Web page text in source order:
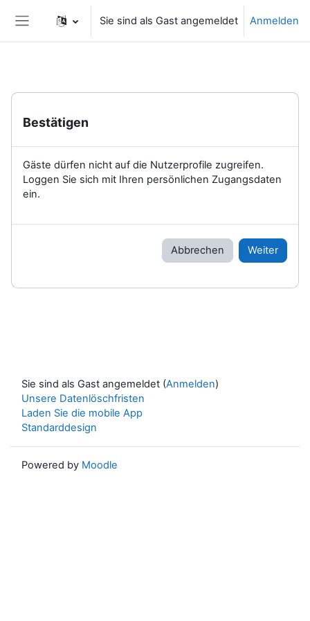
Website-Übersicht
Sie sind als Gast angemeldet Anmelden
Bestätigen
Gäste dürfen nicht auf die Nutzerprofile zugreifen.
Loggen Sie sich mit Ihren persönlichen Zugangsdaten
ein.
Abbrechen Weiter
Sie sind als Gast angemeldet (Anmelden)
Unsere Datenlöschfristen
Laden Sie die mobile App
Standarddesign
Powered by Moodle